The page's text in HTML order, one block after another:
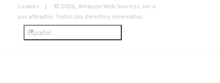
cookies
© 2026, Amazon Web Services, Inc o
sus afiliados. Todos los derechos reservados.
Español